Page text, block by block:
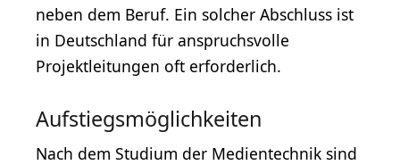
neben dem Beruf. Ein solcher Abschluss ist
in Deutschland für anspruchsvolle
Projektleitungen oft erforderlich.
Aufstiegsmöglichkeiten
Nach dem Studium der Medientechnik sind